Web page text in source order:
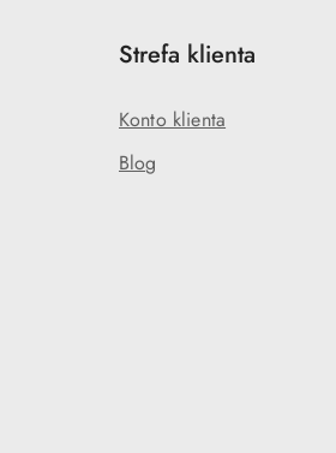
Strefa klienta
Konto klienta
Blog